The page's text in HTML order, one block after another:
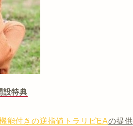
設特典
能付きの逆指値トラリピEAの提供